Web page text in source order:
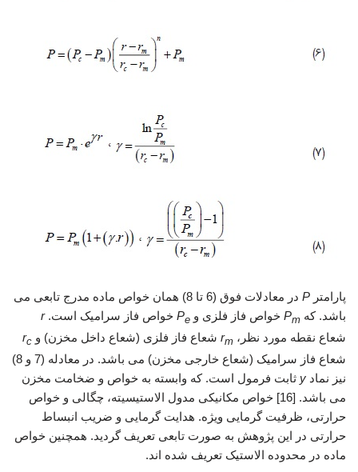
پارامتر P
در معادلات فوق (6 تا 8) همان خواص ماده مدرج تابعی می
باشد. که
Pm خواص فاز فلزی و Pe خواص فاز سرامیک است.r
شعاع نقطه مورد نظر،
rm شعاع فاز فلزی (شعاع داخل مخزن) و c
شعاع فاز سرامیک (شعاع خارجی مخزن) می باشد. در معادله (7 و 8)
نیز نماد y ثابت فرمول است. که وابسته به خواص و ضخامت مخزن
می باشد. [16] خواص مکانیکی مدول الاستیسیته، چگالی و خواص
حرارتی، ظرفیت گرمایی ویژه. هدایت گرمایی و ضریب انبساط
حرارتی در این پژوهش به صورت تابعی تعریف گردید. همچنین خواص
ماده در محدوده الاستیک تعریف شده اند.